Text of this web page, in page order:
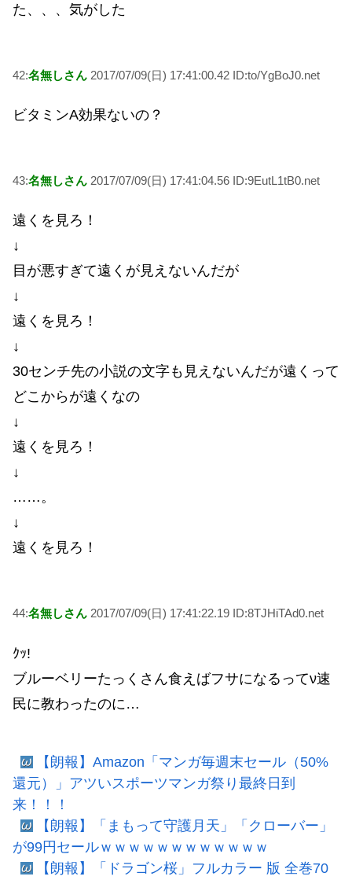
た、、、気がした
42:名無しさん 2017/07/09(日) 17:41:00.42 ID:to/YgBoJ0.net
ビタミンA効果ないの？
43:名無しさん 2017/07/09(日) 17:41:04.56 ID:9EutL1tB0.net
遠くを見ろ！
↓
目が悪すぎて遠くが見えないんだが
↓
遠くを見ろ！
↓
30センチ先の小説の文字も見えないんだが遠くって
どこからが遠くなの
↓
遠くを見ろ！
↓
……。
↓
遠くを見ろ！
44:名無しさん 2017/07/09(日) 17:41:22.19 ID:8TJHiTAd0.net
ｸｯ!
ブルーベリーたっくさん食えばフサになるってν速
民に教わったのに…
【朗報】Amazon「マンガ毎週末セール（50%
還元）」アツいスポーツマンガ祭り最終日到
来！！！
【朗報】「まもって守護月天」「クローバー」
が99円セールｗｗｗｗｗｗｗｗｗｗｗｗ
【朗報】「ドラゴン桜」フルカラー 版 全巻70